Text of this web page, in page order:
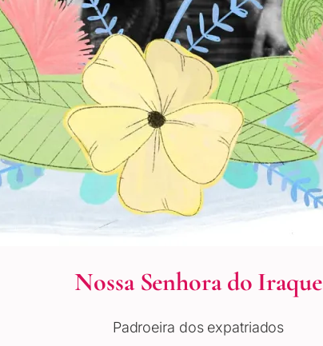
Nossa Senhora do Iraque
Padroeira dos expatriados